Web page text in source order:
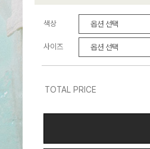
색상
사이즈
TOTAL PRICE